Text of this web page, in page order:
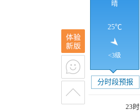
晴
25℃
<3级
分时段预报
23时